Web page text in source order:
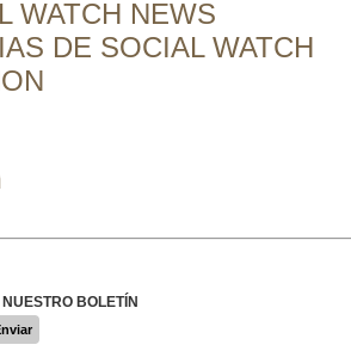
WATCH NEWS
DE SOCIAL WATCH
BOLETÍN